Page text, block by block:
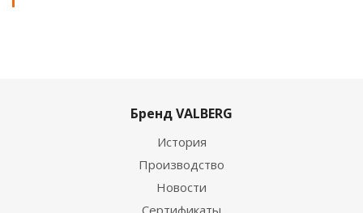
Бренд VALBERG
История
Производство
Новости
Сертификаты